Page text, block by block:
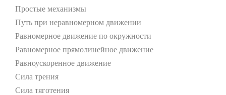
Простые механизмы
Путь при неравномерном движении
Равномерное движение по окружности
Равномерное прямолинейное движение
Равноускоренное движение
Сила трения
Сила тяготения